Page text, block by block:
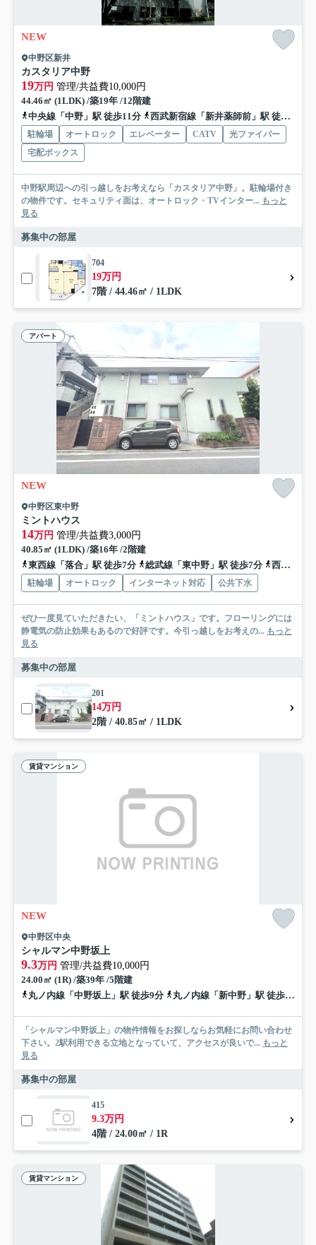
NEW
中野区新井
カスタリア中野
19万円 管理/共益費10,000円
44.46㎡ (1LDK) /築19年 /12階建
中央線「中野」駅 徒歩11分
西武新宿線「新井薬師前」駅 徒歩8分
駐輪場 オートロック エレベーター CATV
光ファイバー
宅配ボックス
中野駅周辺への引っ越しをお考えなら「カスタリア中野」。駐輪場付き
の物件です。セキュリティ面は、オートロック・TVインター... もっと
見る
募集中の部屋
704
19万円
7階 / 44.46㎡ / 1LDK
アパート
NEW
中野区東中野
ミントハウス
14万円 管理/共益費3,000円
40.85㎡ (1LDK) /築16年 /2階建
東西線「落合」駅 徒歩7分
総武線「東中野」駅 徒歩7分 西武新宿線「中井」駅 徒歩11分
駐輪場 オートロック インターネット対応 公共下水
ぜひ一度見ていただきたい、「ミントハウス」です。フローリングには
静電気の防止効果もあるので好評です。今引っ越しをお考えの... もっと
見る
募集中の部屋
201
14万円
2階 / 40.85㎡ / 1LDK
賃貸マンション
NEW
中野区中央
シャルマン中野坂上
9.3万円 管理/共益費10,000円
24.00㎡ (1R) /築39年 /5階建
丸ノ内線「中野坂上」駅 徒歩9分
丸ノ内線「新中野」駅 徒歩10分
「シャルマン中野坂上」の物件情報をお探しならお気軽にお問い合わせ
下さい。2駅利用できる立地となっていて、アクセスが良いで... もっと
見る
募集中の部屋
415
9.3万円
4階 / 24.00㎡ / 1R
賃貸マンション